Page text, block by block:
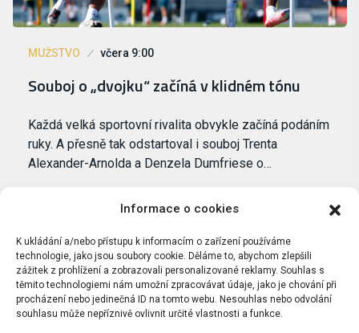
Informace o cookies
K ukládání a/nebo přístupu k informacím o zařízení používáme
technologie, jako jsou soubory cookie. Děláme to, abychom zlepšili
zážitek z prohlížení a zobrazovali personalizované reklamy. Souhlas s
těmito technologiemi nám umožní zpracovávat údaje, jako je chování při
procházení nebo jedinečná ID na tomto webu. Nesouhlas nebo odvolání
souhlasu může nepříznivě ovlivnit určité vlastnosti a funkce.
MUŽSTVO včera 9:00
Souboj o „dvojku“ začíná v klidném tónu
Každá velká sportovní rivalita obvykle začíná podáním
ruky. A přesně tak odstartoval i souboj Trenta
Alexander-Arnolda a Denzela Dumfriese o…